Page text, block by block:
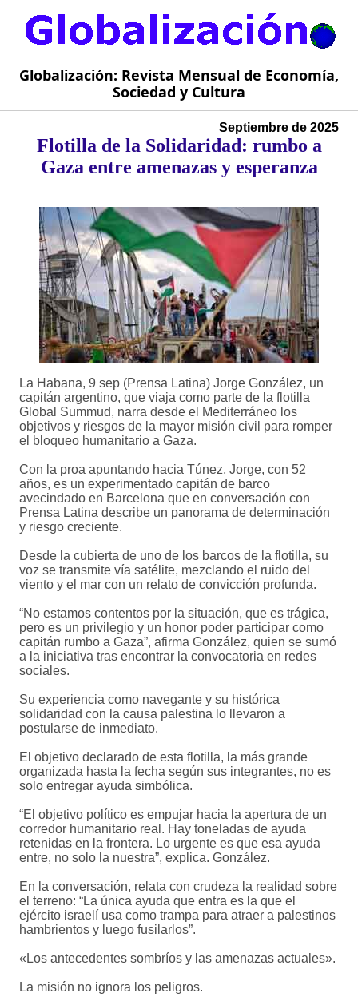
Globalización: Revista Mensual de Economía,
Sociedad y Cultura
Septiembre de 2025
Flotilla de la Solidaridad: rumbo a
Gaza entre amenazas y esperanza
La Habana, 9 sep (Prensa Latina) Jorge González, un
capitán argentino, que viaja como parte de la flotilla
Global Summud, narra desde el Mediterráneo los
objetivos y riesgos de la mayor misión civil para romper
el bloqueo humanitario a Gaza.
Con la proa apuntando hacia Túnez, Jorge, con 52
años, es un experimentado capitán de barco
avecindado en Barcelona que en conversación con
Prensa Latina describe un panorama de determinación
y riesgo creciente.
Desde la cubierta de uno de los barcos de la flotilla, su
voz se transmite vía satélite, mezclando el ruido del
viento y el mar con un relato de convicción profunda.
“No estamos contentos por la situación, que es trágica,
pero es un privilegio y un honor poder participar como
capitán rumbo a Gaza”, afirma González, quien se sumó
a la iniciativa tras encontrar la convocatoria en redes
sociales.
Su experiencia como navegante y su histórica
solidaridad con la causa palestina lo llevaron a
postularse de inmediato.
El objetivo declarado de esta flotilla, la más grande
organizada hasta la fecha según sus integrantes, no es
solo entregar ayuda simbólica.
“El objetivo político es empujar hacia la apertura de un
corredor humanitario real. Hay toneladas de ayuda
retenidas en la frontera. Lo urgente es que esa ayuda
entre, no solo la nuestra”, explica. González.
En la conversación, relata con crudeza la realidad sobre
el terreno: “La única ayuda que entra es la que el
ejército israelí usa como trampa para atraer a palestinos
hambrientos y luego fusilarlos”.
«Los antecedentes sombríos y las amenazas actuales».
La misión no ignora los peligros.